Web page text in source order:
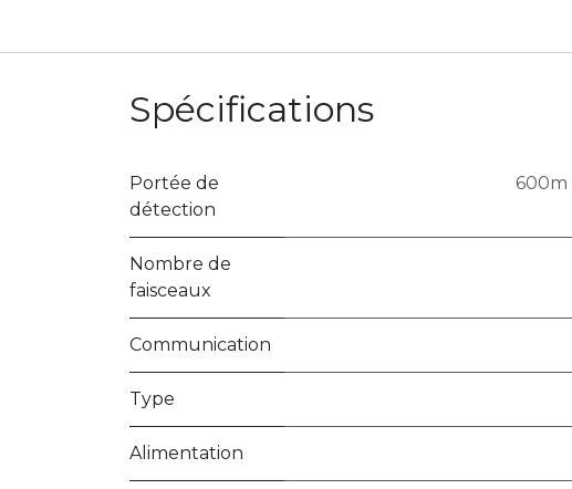
Spécifications
Portée de
détection
600m
Nombre de
faisceaux
Communication
Type
Alimentation